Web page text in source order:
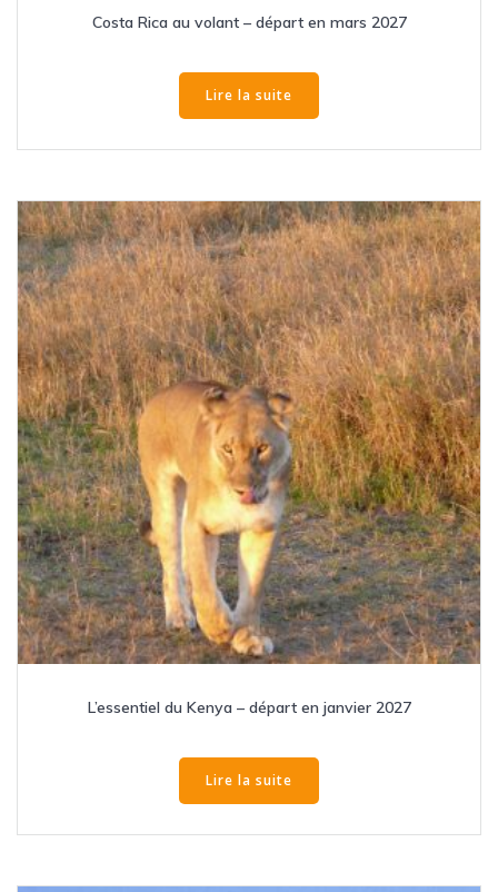
Costa Rica au volant – départ en mars 2027
Lire la suite
L’essentiel du Kenya – départ en janvier 2027
Lire la suite